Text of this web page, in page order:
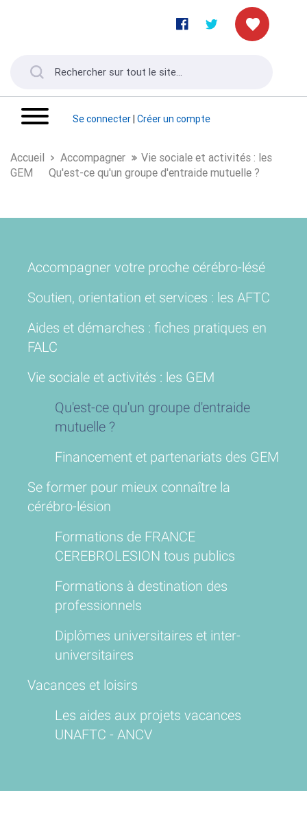
Se connecter| Créer un compte
Accueil Accompagner
Vie sociale et activités : les
GEM
Qu'est-ce qu'un groupe d'entraide mutuelle ?
Accompagner votre proche cérébro-lésé
Soutien, orientation et services : les AFTC
Aides et démarches : fiches pratiques en
FALC
Vie sociale et activités : les GEM
Qu'est-ce qu'un groupe d'entraide
mutuelle ?
Financement et partenariats des GEM
Se former pour mieux connaître la
cérébro-lésion
Formations de FRANCE
CEREBROLESION tous publics
Formations à destination des
professionnels
Diplômes universitaires et inter-
universitaires
Vacances et loisirs
Les aides aux projets vacances
UNAFTC - ANCV